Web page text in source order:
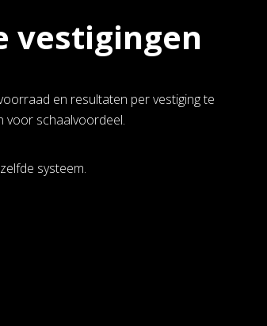
vestigingen
en resultaten per vestiging te
voor schaalvoordeel.
systeem.